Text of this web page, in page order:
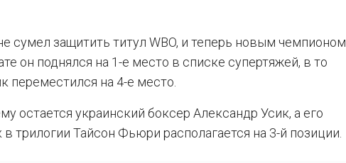
сумел защитить титул WBO, и теперь новым чемпионом
он поднялся на 1-е место в списке супертяжей, в то
переместился на 4-е место.
остается украинский боксер Александр Усик, а его
трилогии Тайсон Фьюри располагается на 3-й позиции.